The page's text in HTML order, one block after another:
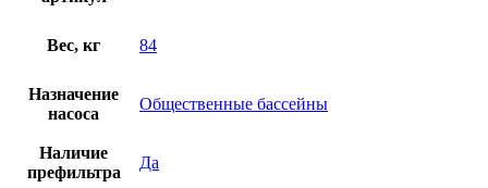
Вес, кг 84
Назначение
насоса
Общественные бассейны
Наличие
префильтра
Да